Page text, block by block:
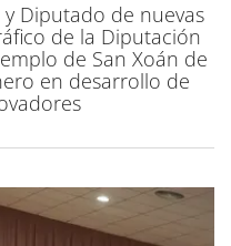
y Diputado de nuevas
de la Diputación
de San Xoán de
en desarrollo de